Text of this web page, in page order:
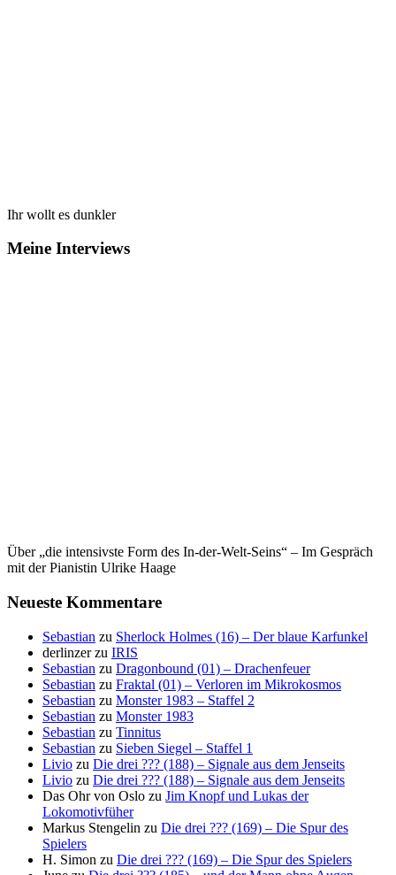
Ihr wollt es dunkler
Meine Interviews
Über „die intensivste Form des In-der-Welt-Seins“ – Im Gespräch
mit der Pianistin Ulrike Haage
Neueste Kommentare
Sebastian zu Sherlock Holmes (16) – Der blaue Karfunkel
derlinzerzu IRIS
Sebastian zu Dragonbound (01) – Drachenfeuer
Sebastian zu Fraktal (01) – Verloren im Mikrokosmos
Sebastian zu Monster 1983 – Staffel 2
Sebastian zu Monster 1983
Sebastian zu Tinnitus
Sebastian zu Sieben Siegel – Staffel 1
Livio zu Die drei ??? (188) – Signale aus dem Jenseits
Livio zu Die drei ??? (188) – Signale aus dem Jenseits
Das Ohr von Oslo zu Jim Knopf und Lukas der
Lokomotivfüher
Markus Stengelin zu Die drei ??? (169) – Die Spur des
Spielers
H. Simon zu Die drei ??? (169) – Die Spur des Spielers